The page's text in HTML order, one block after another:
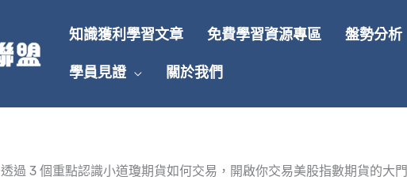
知識獲利學習文章 免費學習資源專區 盤勢分析
學員見證 關於我們
透過 3 個重點認識小道瓊期貨如何交易，開啟你交易美股指數期貨的大門